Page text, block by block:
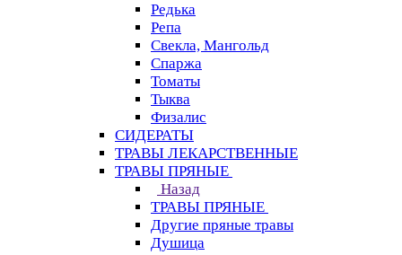
Редька
Репа
Свекла, Мангольд
Спаржа
Томаты
Тыква
Физалис
СИДЕРАТЫ
ТРАВЫ ЛЕКАРСТВЕННЫЕ
ТРАВЫ ПРЯНЫЕ
Назад
ТРАВЫ ПРЯНЫЕ
Другие пряные травы
Душица